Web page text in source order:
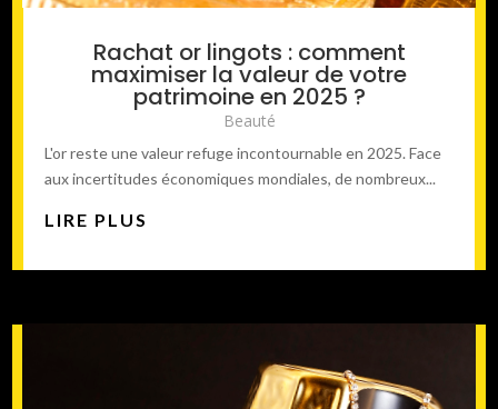
Rachat or lingots : comment
maximiser la valeur de votre
patrimoine en 2025 ?
Beauté
L'or reste une valeur refuge incontournable en 2025. Face
aux incertitudes économiques mondiales, de nombreux...
LIRE PLUS